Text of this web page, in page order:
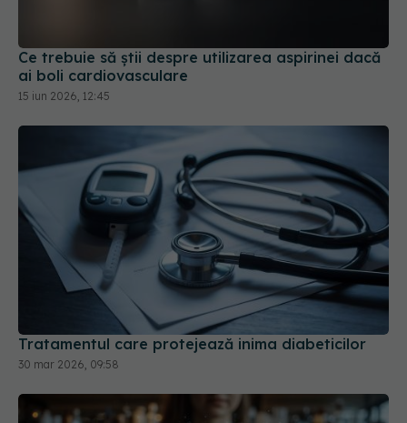
ai boli cardiovasculare
15 iun 2026, 12:45
Tratamentul care protejează inima diabeticilor
30 mar 2026, 09:58